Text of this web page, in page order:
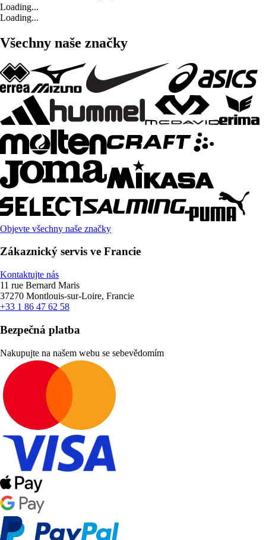
Loading...
Loading...
Všechny naše značky
Objevte všechny naše značky
Zákaznický servis ve Francie
Kontaktujte nás
11 rue Bernard Maris
37270 Montlouis-sur-Loire, Francie
+33 1 86 47 62 58
Bezpečná platba
Nakupujte na našem webu se sebevědomím